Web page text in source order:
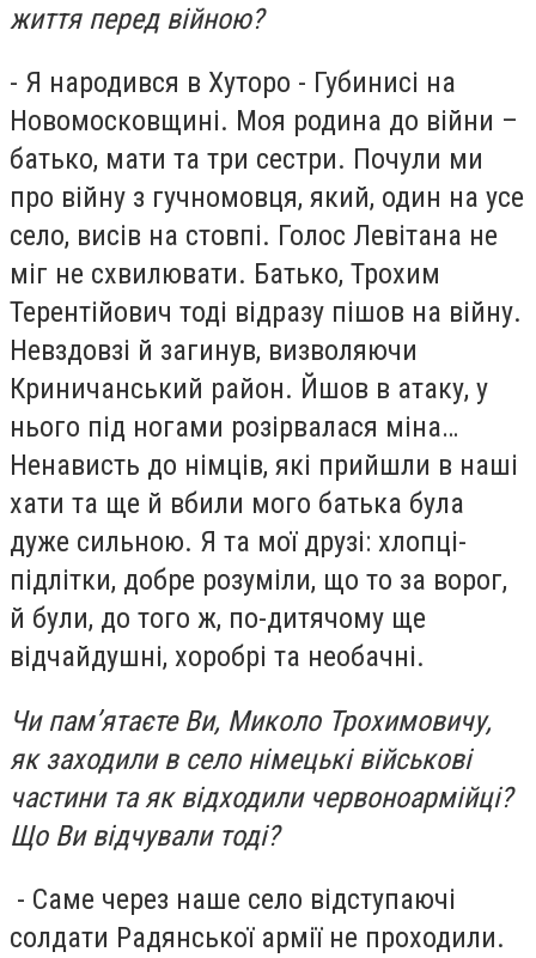
життя перед війною?
- Я народився в Хуторо - Губинисі на
Новомосковщині. Моя родина до війни –
батько, мати та три сестри. Почули ми
про війну з гучномовця, який, один на усе
село, висів на стовпі. Голос Левітана не
міг не схвилювати. Батько, Трохим
Терентійович тоді відразу пішов на війну.
Невздовзі й загинув, визволяючи
Криничанський район. Йшов в атаку, у
нього під ногами розірвалася міна…
Ненависть до німців, які прийшли в наші
хати та ще й вбили мого батька була
дуже сильною. Я та мої друзі: хлопці-
підлітки, добре розуміли, що то за ворог,
й були, до того ж, по-дитячому ще
відчайдушні, хоробрі та необачні.
Чи пам’ятаєте Ви, Миколо Трохимовичу,
як заходили в село німецькі військові
частини та як відходили червоноармійці?
Що Ви відчували тоді?
- Саме через наше село відступаючі
солдати Радянської армії не проходили.